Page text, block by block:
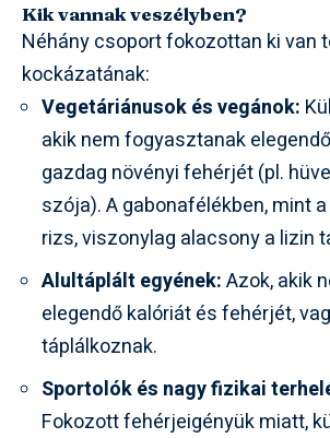
Kik vannak veszélyben?
Néhány csoport fokozottan ki van
kockázatának:
Vegetáriánusok és vegánok:
akik nem fogyasztanak
gazdag növényi fehérjét (pl.
szója). A gabonafélékben, mint
rizs, viszonylag alacsony a lizin
Alultáplált egyének:Azok, akik
elegendő kalóriát és fehérjét,
táplálkoznak.
Sportolók és nagy fizikai
Fokozott fehérjeigényük miatt,